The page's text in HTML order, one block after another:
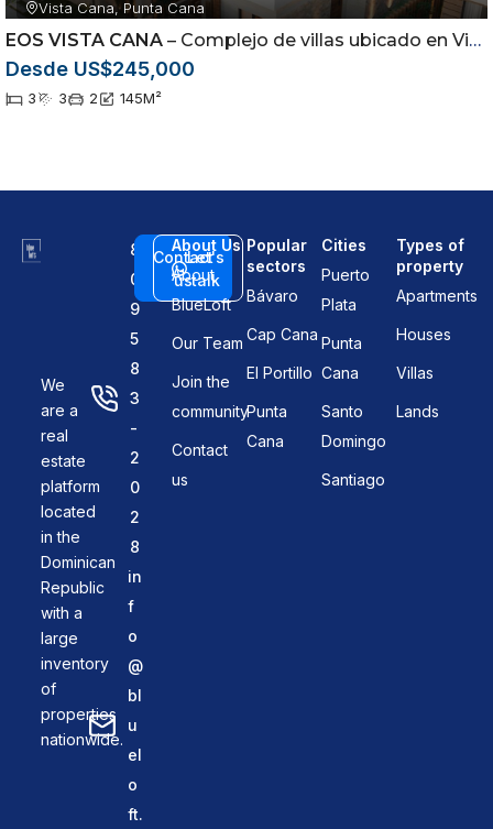
Vista Cana, Punta Cana
EOS VISTA CANA – Complejo de villas ubicado en Vista Cana, Punta Cana
Desde US$245,000
3 3 2 145M²
We
are a
real
estate
platform
located
in the
Dominican
Republic
with a
large
inventory
of
properties
nationwide.
8
0
9
5
8
3
-
2
0
2
8
in
f
o
@
bl
u
el
o
ft.
Contact
us
Let's
talk
About Us
About
BlueLoft
Our Team
Join the
community
Contact
us
Popular
sectors
Bávaro
Cap Cana
El Portillo
Punta
Cana
Cities
Puerto
Plata
Punta
Cana
Santo
Domingo
Santiago
Types of
property
Apartments
Houses
Villas
Lands